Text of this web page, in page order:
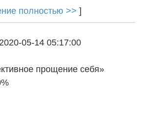
полностью >> ]
05-14 05:17:00
прощение себя»